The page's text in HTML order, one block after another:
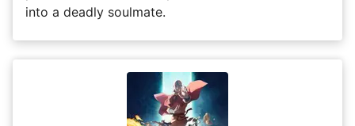
into a deadly soulmate.